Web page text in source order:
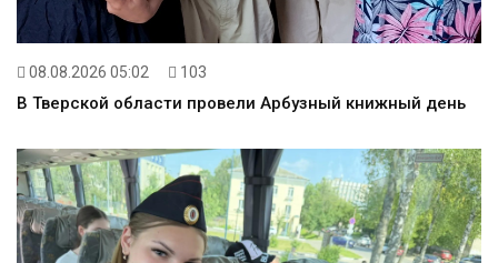
08.08.2026 05:02 103
В Тверской области провели Арбузный книжный день